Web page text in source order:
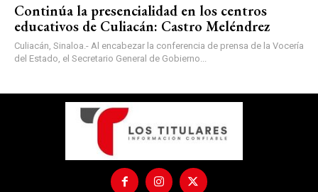
Continúa la presencialidad en los centros
educativos de Culiacán: Castro Meléndrez
Culiacán, Sinaloa.- Al encabezar la conferencia de prensa de la Vocería
del Estado, el Secretario General de Gobierno...